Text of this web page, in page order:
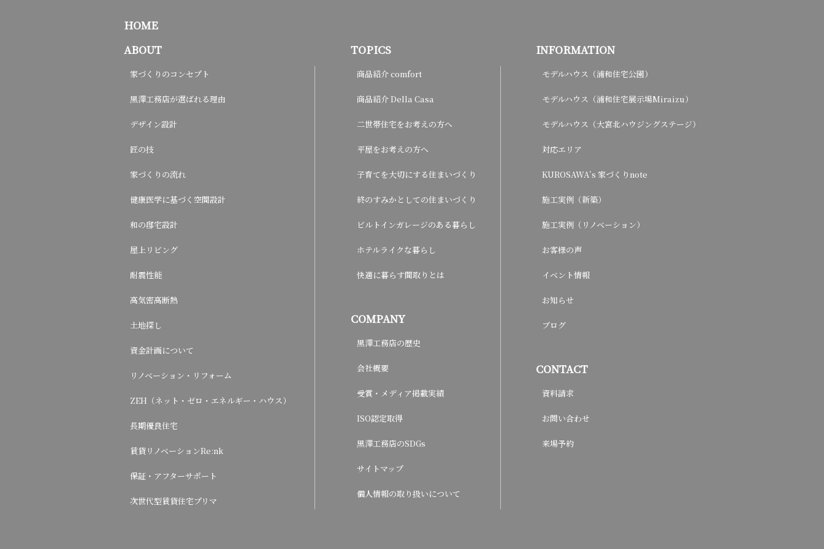
HOME
ABOUT
家づくりのコンセプト
黒澤工務店が選ばれる理由
デザイン設計
匠の技
家づくりの流れ
健康医学に基づく空間設計
和の邸宅設計
屋上リビング
耐震性能
高気密高断熱
土地探し
資金計画について
リノベーション・リフォーム
ZEH（ネット・ゼロ・エネルギー・ハウス）
長期優良住宅
賃貸リノベーションRe:nk
保証・アフターサポート
次世代型賃貸住宅プリマ
TOPICS
商品紹介 comfort
商品紹介 Della Casa
二世帯住宅をお考えの方へ
平屋をお考えの方へ
子育てを大切にする住まいづくり
終のすみかとしての住まいづくり
ビルトインガレージのある暮らし
ホテルライクな暮らし
快適に暮らす間取りとは
COMPANY
黒澤工務店の歴史
会社概要
受賞・メディア掲載実績
ISO認定取得
黒澤工務店のSDGs
サイトマップ
個人情報の取り扱いについて
INFORMATION
モデルハウス（浦和住宅公園）
モデルハウス（浦和住宅展示場Miraizu）
モデルハウス（大宮北ハウジングステージ）
対応エリア
KUROSAWA’s 家づくりnote
施工実例（新築）
施工実例（リノベーション）
お客様の声
イベント情報
お知らせ
ブログ
CONTACT
資料請求
お問い合わせ
来場予約